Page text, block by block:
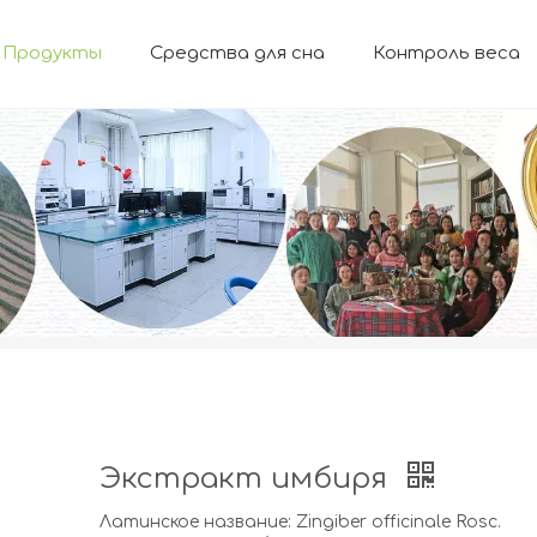
Продукты Средства для сна Контроль веса
Экстракт имбиря
Латинское название: Zingiber officinale Rosc.